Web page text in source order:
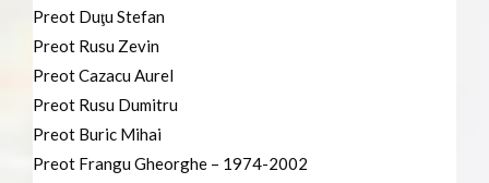
Preot Duţu Stefan
Preot Rusu Zevin
Preot Cazacu Aurel
Preot Rusu Dumitru
Preot Buric Mihai
Preot Frangu Gheorghe – 1974-2002